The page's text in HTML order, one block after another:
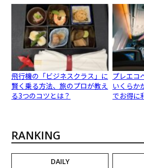
飛行機の「ビジネスクラス」に
賢く乗る方法、旅のプロが教え
る3つのコツとは？
プレエコ
いくらか
でお得に
RANKING
DAILY